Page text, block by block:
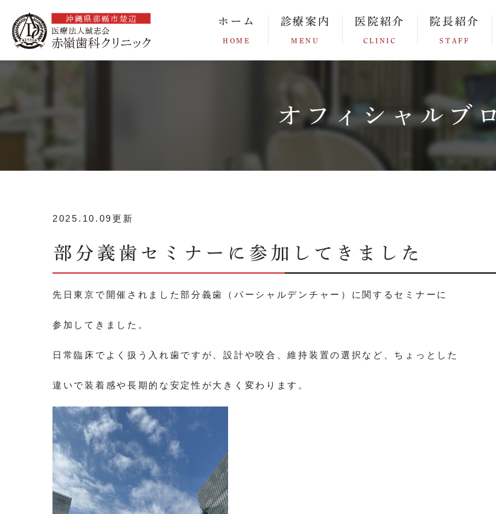
ホーム
HOME
診療案内
MENU
医院紹介
CLINIC
院長紹介
STAFF
オフィシャルブ
2025.10.09更新
部分義歯セミナーに参加してきました
先日東京で開催されました部分義歯（パーシャルデンチャー）に関するセミナーに
参加してきました。
日常臨床でよく扱う入れ歯ですが、設計や咬合、維持装置の選択など、ちょっとした
違いで装着感や長期的な安定性が大きく変わります。